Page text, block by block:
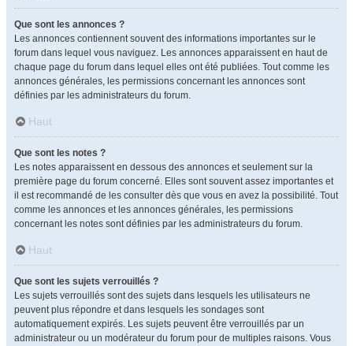
Que sont les annonces ?
Les annonces contiennent souvent des informations importantes sur le
forum dans lequel vous naviguez. Les annonces apparaissent en haut de
chaque page du forum dans lequel elles ont été publiées. Tout comme les
annonces générales, les permissions concernant les annonces sont
définies par les administrateurs du forum.
Haut
Que sont les notes ?
Les notes apparaissent en dessous des annonces et seulement sur la
première page du forum concerné. Elles sont souvent assez importantes et
il est recommandé de les consulter dès que vous en avez la possibilité. Tout
comme les annonces et les annonces générales, les permissions
concernant les notes sont définies par les administrateurs du forum.
Haut
Que sont les sujets verrouillés ?
Les sujets verrouillés sont des sujets dans lesquels les utilisateurs ne
peuvent plus répondre et dans lesquels les sondages sont
automatiquement expirés. Les sujets peuvent être verrouillés par un
administrateur ou un modérateur du forum pour de multiples raisons. Vous